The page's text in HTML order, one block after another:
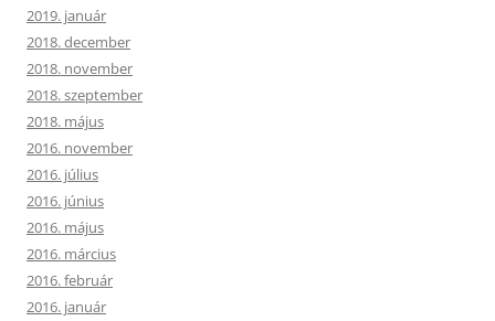
2019. január
2018. december
2018. november
2018. szeptember
2018. május
2016. november
2016. július
2016. június
2016. május
2016. március
2016. február
2016. január